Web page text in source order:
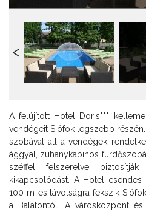
A felújított Hotel Doris***
vendégeit Siófok legszebb
szobával áll a vendégek
ággyal, zuhanykabinos
széffel felszerelve
kikapcsolódást. A Hotel
100 m-es távolságra fekszik
a Balatontól. A városközpont